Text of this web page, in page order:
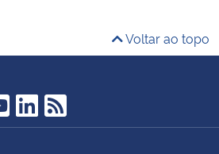
Voltar ao topo
LinkedIn
RSS